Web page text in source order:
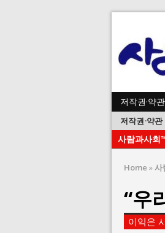
저작권·약관
저작권·약관
사람과사회
Home »사
“우
이익은